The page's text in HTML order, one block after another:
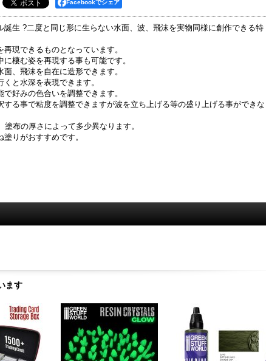
Facebookでシェア
生 ?二度と同じ形に生らない水面、波、飛沫を実物同様に創作できる特
現できるものとなっています。
棲む姿を再現する事も可能です。
、飛沫を自在に造形できます。
と水深を表現できます。
好みの色合いを調整できます。
る事で粘度を調整できますが波を立ち上げる等の盛り上げる事ができな
布の厚さによって多少異なります。
りがおすすめです。
ます